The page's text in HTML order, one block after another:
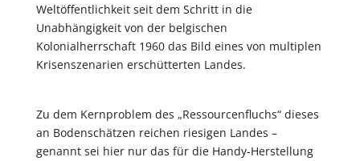
Weltöffentlichkeit seit dem Schritt in die
Unabhängigkeit von der belgischen
Kolonialherrschaft 1960 das Bild eines von multiplen
Krisenszenarien erschütterten Landes.
Zu dem Kernproblem des „Ressourcenfluchs“ dieses
an Bodenschätzen reichen riesigen Landes –
genannt sei hier nur das für die Handy-Herstellung